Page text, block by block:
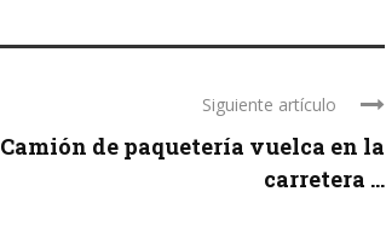
Siguiente artículo
Camión de paquetería vuelca en la
carretera ...